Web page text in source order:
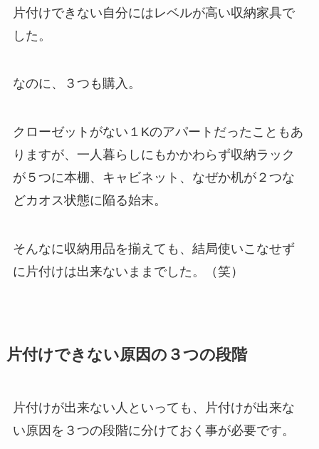
片付けできない自分にはレベルが高い収納家具で
した。
なのに、３つも購入。
クローゼットがない１Kのアパートだったこともあ
りますが、一人暮らしにもかかわらず収納ラック
が５つに本棚、キャビネット、なぜか机が２つな
どカオス状態に陥る始末。
そんなに収納用品を揃えても、結局使いこなせず
に片付けは出来ないままでした。（笑）
片付けできない原因の３つの段階
片付けが出来ない人といっても、片付けが出来な
い原因を３つの段階に分けておく事が必要です。